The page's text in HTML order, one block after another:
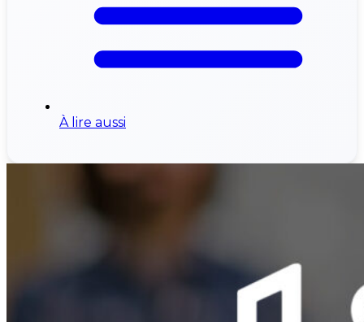
À lire aussi